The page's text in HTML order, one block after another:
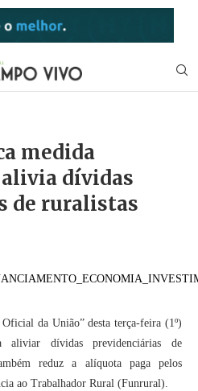
medida
dívidas
de ruralistas
da União” desta terça-feira (1º)
aliviar dívidas previdenciárias de
reduz a alíquota paga pelos
ao Trabalhador Rural (Funrural).